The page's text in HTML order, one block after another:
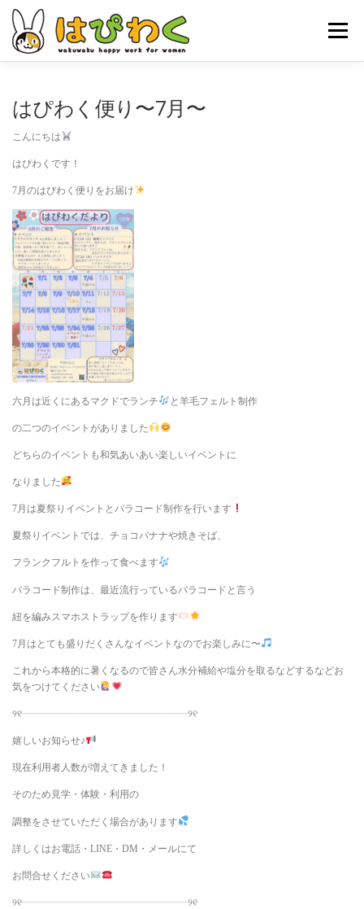
メニュー
はぴわく便り〜7月〜
こんにちは
はぴわくです！
7月のはぴわく便りをお届け
六月は近くにあるマクドでランチ と羊毛フェルト制作
の二つのイベントがありました
どちらのイベントも和気あいあい楽しいイベントに
なりました
7月は夏祭りイベントとパラコード制作を行います
夏祭りイベントでは、チョコバナナや焼きそば、
フランクフルトを作って食べます
パラコード制作は、最近流行っているパラコードと言う
紐を編みスマホストラップを作ります
7月はとても盛りだくさんなイベントなのでお楽しみに〜
これから本格的に暑くなるので皆さん水分補給や塩分を取るなどするなどお
気をつけてください
୨୧┈┈┈┈┈┈┈┈┈┈┈┈┈┈┈┈┈୨୧
嬉しいお知らせ♪
現在利用者人数が増えてきました！
そのため見学・体験・利用の
調整をさせていただく場合があります
詳しくはお電話・LINE・DM・メールにて
お問合せください
୨୧┈┈┈┈┈┈┈┈┈┈┈┈┈┈┈┈┈୨୧